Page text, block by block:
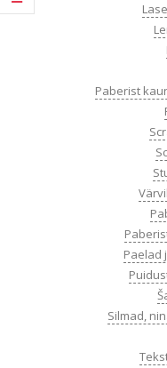
Paberist
Paelad
Silmad,